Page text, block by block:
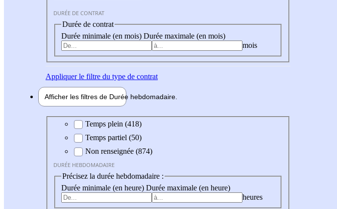
DURÉE DE CONTRAT
Durée de contrat
Durée minimale (en mois) Durée maximale (en mois)
mois
Appliquerle filtre du type de contrat
Afficher les filtres de Durée hebdomadaire
Durée hebdomadaire
Temps plein (418)
Temps partiel (50)
Non renseignée (874)
DURÉE HEBDOMADAIRE
Précisez la durée hebdomadaire :
Durée minimale (en heure) Durée maximale (en heure)
heures